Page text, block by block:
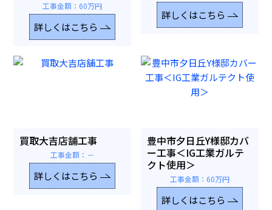
工事金額：60万円
詳しくはこちら
詳しくはこちら
買取大吉店舗工事
工事金額：－
詳しくはこちら
豊中市夕日丘Y様邸カバ
ー工事＜IG工業ガルテ
クト使用＞
工事金額：60万円
詳しくはこちら